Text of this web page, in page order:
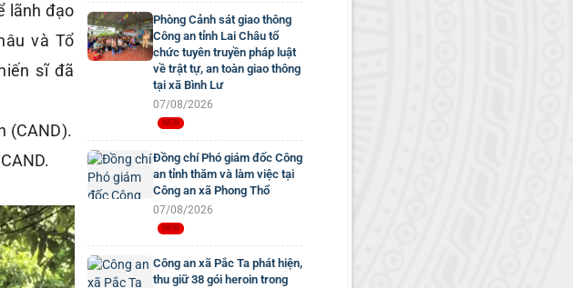
lãnh đạo
và Tổ
sĩ đã
(CAND).
Phòng Cảnh sát giao thông
Công an tỉnh Lai Châu tổ
chức tuyên truyền pháp luật
về trật tự, an toàn giao thông
tại xã Bình Lư
07/08/2026
Đồng chí Phó giám đốc Công
an tỉnh thăm và làm việc tại
Công an xã Phong Thổ
07/08/2026
Công an xã Pắc Ta phát hiện,
thu giữ 38 gói heroin trong